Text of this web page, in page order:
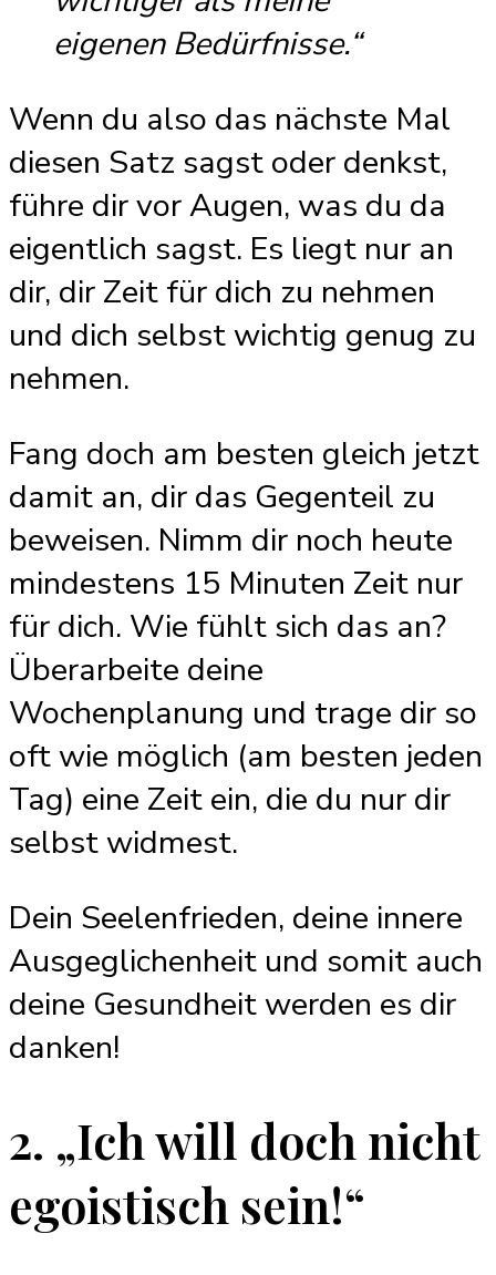
eigenen Bedürfnisse.“
Wenn du also das nächste Mal
diesen Satz sagst oder denkst,
führe dir vor Augen, was du da
eigentlich sagst. Es liegt nur an
dir, dir Zeit für dich zu nehmen
und dich selbst wichtig genug zu
nehmen.
Fang doch am besten gleich jetzt
damit an, dir das Gegenteil zu
beweisen. Nimm dir noch heute
mindestens 15 Minuten Zeit nur
für dich. Wie fühlt sich das an?
Überarbeite deine
Wochenplanung und trage dir so
oft wie möglich (am besten jeden
Tag) eine Zeit ein, die du nur dir
selbst widmest.
Dein Seelenfrieden, deine innere
Ausgeglichenheit und somit auch
deine Gesundheit werden es dir
danken!
2. „Ich will doch nicht
egoistisch sein!“